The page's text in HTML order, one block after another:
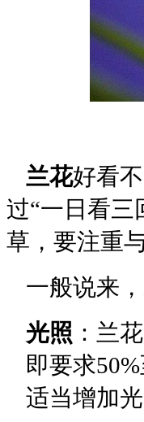
兰花好看
过“一日看三
草，要注重
一般说来
光照 ：兰
即要求50%
适当增加